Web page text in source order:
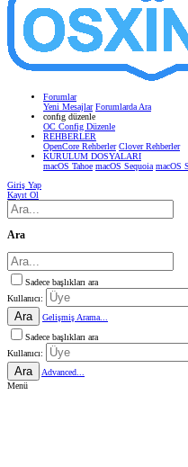
Forumlar
Yeni Mesajlar Forumlarda Ara
confıg düzenle
OC Config Düzenle
REHBERLER
OpenCore Rehberler Clover Rehberler
KURULUM DOSYALARI
macOS Tahoe macOS Sequoia macOS
Giriş Yap
Kayıt Ol
Ara
Sadece başlıkları ara
Kullanıcı:
Ara
Gelişmiş Arama...
Sadece başlıkları ara
Kullanıcı:
Ara
Advanced...
Menü